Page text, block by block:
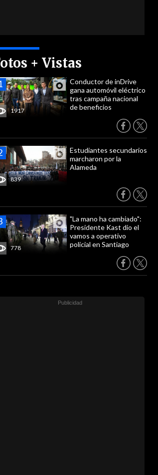
+ Vistas
1917
Conductor de inDrive
gana automóvil eléctrico
tras campaña nacional
de beneficios
839
Estudiantes secundarios
marcharon por la
Alameda
778
"La mano ha cambiado":
Presidente Kast dio el
vamos a operativo
policial en Santiago